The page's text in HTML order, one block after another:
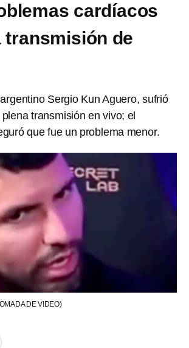
cardíacos
transmisión de
Sergio Kun Aguero, sufrió
transmisión en vivo; el
que fue un problema menor.
DE VIDEO)